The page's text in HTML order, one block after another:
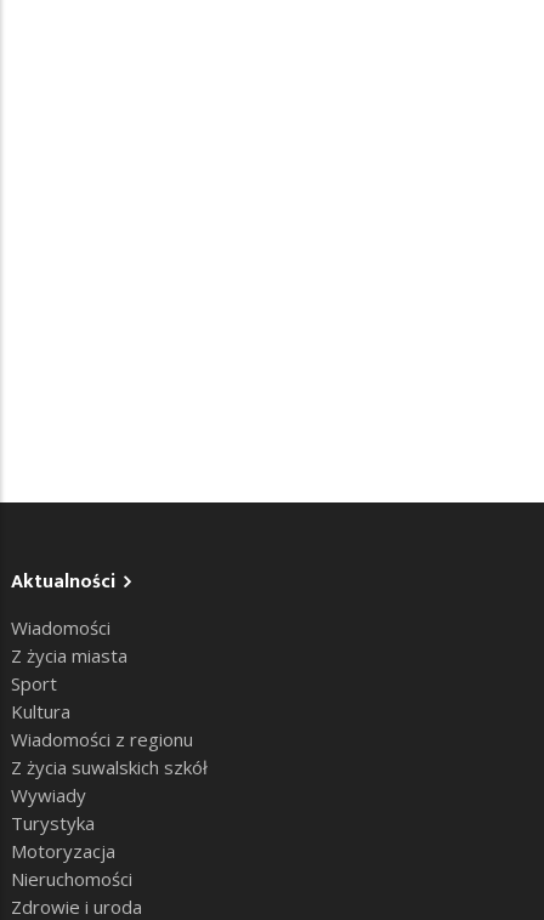
Aktualności
Wiadomości
Z życia miasta
Sport
Kultura
Wiadomości z regionu
Z życia suwalskich szkół
Wywiady
Turystyka
Motoryzacja
Nieruchomości
Zdrowie i uroda